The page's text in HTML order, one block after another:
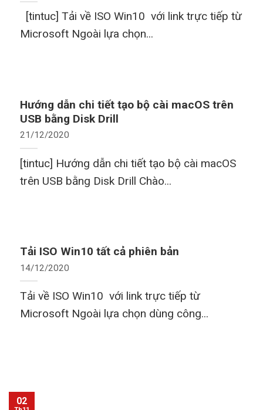
[tintuc] Tải về ISO Win10 với link trực tiếp từ
Microsoft Ngoài lựa chọn...
Hướng dẫn chi tiết tạo bộ cài macOS trên
USB bằng Disk Drill
21/12/2020
[tintuc] Hướng dẫn chi tiết tạo bộ cài macOS
trên USB bằng Disk Drill Chào...
Tải ISO Win10 tất cả phiên bản
14/12/2020
Tải về ISO Win10 với link trực tiếp từ
Microsoft Ngoài lựa chọn dùng công...
02